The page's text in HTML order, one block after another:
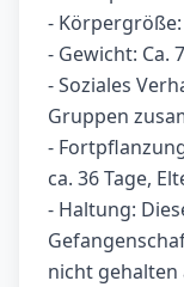
- Körpergröße:
- Gewicht: Ca.
- Soziales
Gruppen
-
ca. 36 Tage,
- Haltung:
nicht gehalten